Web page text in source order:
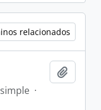
relacionados
·